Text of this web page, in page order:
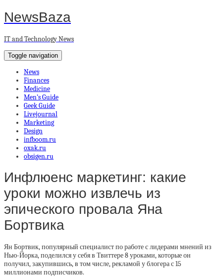
NewsBaza
IT and Technology News
Toggle navigation
News
Finances
Medicine
Men’s Guide
Geek Guide
Livejournal
Marketing
Design
infboom.ru
oxak.ru
obsigen.ru
Инфлюенс маркетинг: какие
уроки можно извлечь из
эпического провала Яна
Бортвика
Ян Бортвик, популярный специалист по работе с лидерами мнений из
Нью-Йорка, поделился у себя в Твиттере 8 уроками, которые он
получил, закупившись, в том числе, рекламой у блогера с 15
миллионами подписчиков.